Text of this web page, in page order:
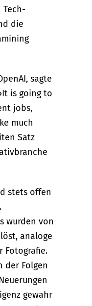
Tech-
die
sagte
is going to
jobs,
much
Satz
stets offen
wurden von
analoge
Fotografie.
der Folgen
gewahr